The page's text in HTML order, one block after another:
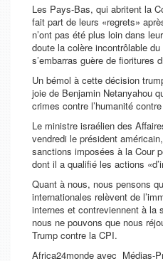
Les Pays-Bas, qui abritent la
fait part de leurs «regrets»
n’ont pas été plus loin dans
doute la colère incontrôlable
s’embarras guère de fioritures
Un bémol à cette décision
joie de Benjamin Netanyahou
crimes contre l’humanité
Le ministre israélien des
vendredi le président
sanctions imposées à la Cour
dont il a qualifié les actions «
Quant à nous, nous pensons
internationales relèvent de
internes et contreviennent à la
nous ne pouvons que nous
Trump contre la CPI.
Africa24monde avec Médias-